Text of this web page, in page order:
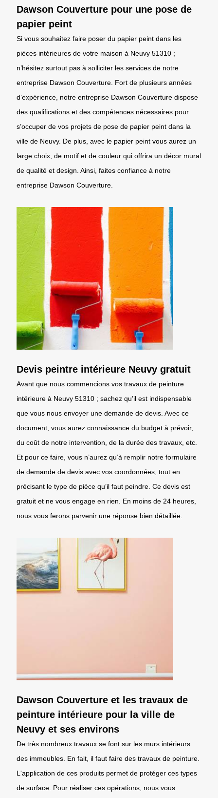
Dawson Couverture pour une pose de
papier peint
Si vous souhaitez faire poser du papier peint dans les
pièces intérieures de votre maison à Neuvy 51310 ;
n’hésitez surtout pas à solliciter les services de notre
entreprise Dawson Couverture. Fort de plusieurs années
d’expérience, notre entreprise Dawson Couverture dispose
des qualifications et des compétences nécessaires pour
s’occuper de vos projets de pose de papier peint dans la
ville de Neuvy. De plus, avec le papier peint vous aurez un
large choix, de motif et de couleur qui offrira un décor mural
de qualité et design. Ainsi, faites confiance à notre
entreprise Dawson Couverture.
Devis peintre intérieure Neuvy gratuit
Avant que nous commencions vos travaux de peinture
intérieure à Neuvy 51310 ; sachez qu’il est indispensable
que vous nous envoyer une demande de devis. Avec ce
document, vous aurez connaissance du budget à prévoir,
du coût de notre intervention, de la durée des travaux, etc.
Et pour ce faire, vous n’aurez qu’à remplir notre formulaire
de demande de devis avec vos coordonnées, tout en
précisant le type de pièce qu’il faut peindre. Ce devis est
gratuit et ne vous engage en rien. En moins de 24 heures,
nous vous ferons parvenir une réponse bien détaillée.
Dawson Couverture et les travaux de
peinture intérieure pour la ville de
Neuvy et ses environs
De très nombreux travaux se font sur les murs intérieurs
des immeubles. En fait, il faut faire des travaux de peinture.
L'application de ces produits permet de protéger ces types
de surface. Pour réaliser ces opérations, nous vous